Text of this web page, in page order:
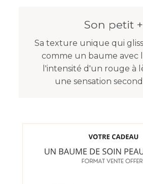
Son petit +
Sa texture unique qui
comme un baume avec
l'intensité d'un rouge à
une sensation